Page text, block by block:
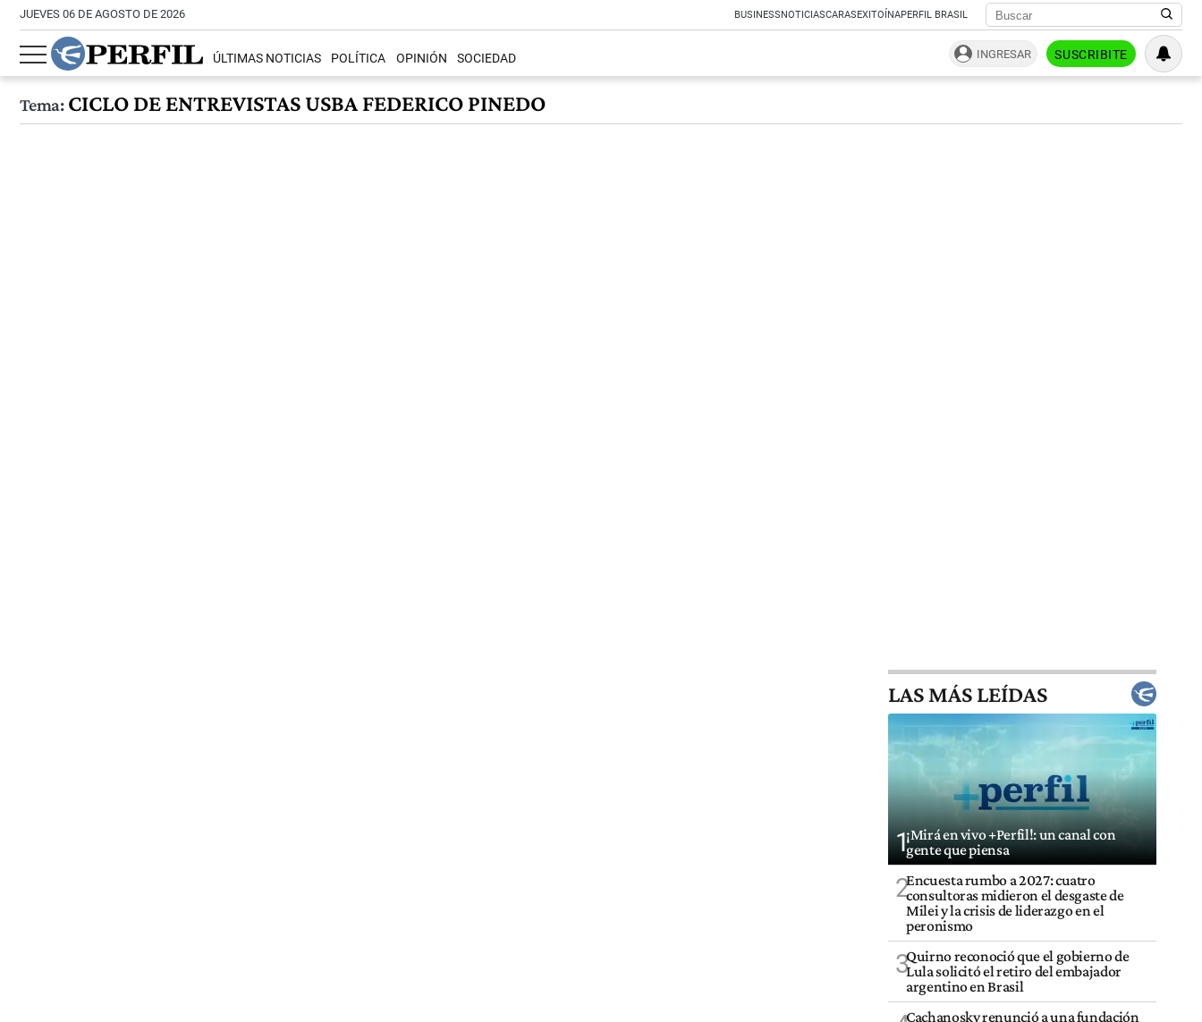
JUEVES 06 DE AGOSTO DE 2026 BUSINESSNOTICIASCARASEXITOÍNAPERFIL BRASIL
ÚLTIMAS NOTICIAS POLÍTICA OPINIÓN SOCIEDAD INGRESAR SUSCRIBITE
Tema:CICLO DE ENTREVISTAS USBA FEDERICO PINEDO
LAS MÁS LEÍDAS
1¡Mirá en vivo +Perfil!: un canal con
gente que piensa
2Encuesta rumbo a 2027: cuatro
consultoras midieron el desgaste de
Milei y la crisis de liderazgo en el
peronismo
3Quirno reconoció que el gobierno de
Lula solicitó el retiro del embajador
argentino en Brasil
Cachanosky renunció a una fundación